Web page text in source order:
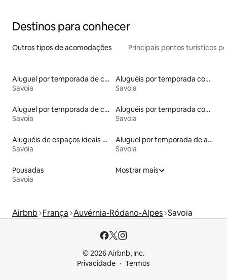
Destinos para conhecer
Outros tipos de acomodações Principais pontos turísticos
Aluguel por temporada de casas na árvore
Savoia
Aluguéis por temporada com acesso ao lago
Savoia
Aluguel por temporada de castelos
Savoia
Aluguéis por temporada com caiaque
Savoia
Aluguéis de espaços ideais para famílias
Savoia
Aluguel por temporada de apart-hotéis
Savoia
Pousadas
Savoia
Mostrar mais
Airbnb França Auvérnia-Ródano-Alpes Savoia
© 2026 Airbnb, Inc.
Privacidade
Termos